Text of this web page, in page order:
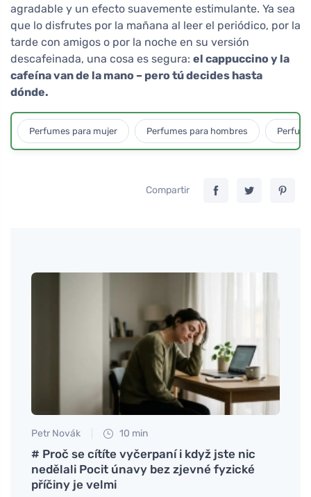
agradable y un efecto suavemente estimulante. Ya sea
que lo disfrutes por la mañana al leer el periódico, por la
tarde con amigos o por la noche en su versión
descafeinada, una cosa es segura: el cappuccino y la
cafeína van de la mano – pero tú decides hasta
dónde.
Perfumes para mujer Perfumes para hombres
Compartir
Petr Novák 10 min
# Proč se cítíte vyčerpaní i když jste nic
nedělali Pocit únavy bez zjevné fyzické
příčiny je velmi